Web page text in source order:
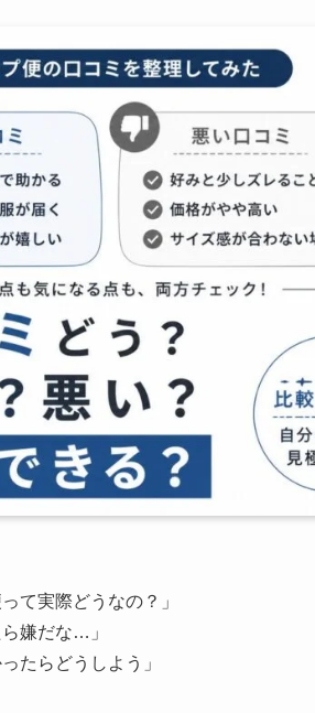
て実際どうなの？」
嫌だな…」
たらどうしよう」